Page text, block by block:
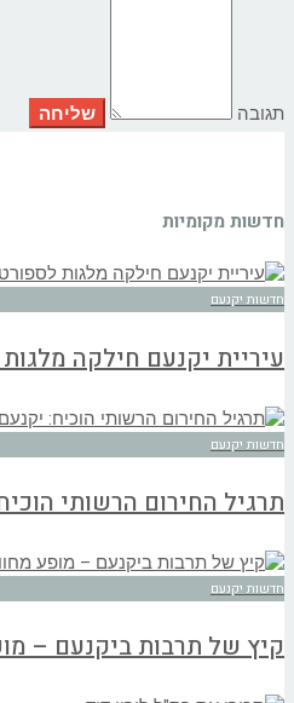
תגובה
חדשות מקומיות
חדשות יקנעם
עיריית יקנעם חילקה
חדשות יקנעם
תרגיל החירום הרשותי
חדשות יקנעם
קיץ של תרבות ביקנעם – מופע מחווה ל-